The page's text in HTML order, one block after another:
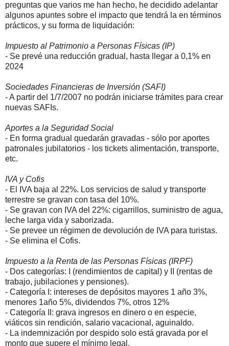
preguntas que varios me han hecho, he decidido adelantar
algunos apuntes sobre el impacto que tendrá la en términos
prácticos, y su forma de liquidación:
Impuesto al Patrimonio a Personas Físicas (IP)
- Se prevé una reducción gradual, hasta llegar a 0,1% en
2024
Sociedades Financieras de Inversión (SAFI)
- A partir del 1/7/2007 no podrán iniciarse trámites para crear
nuevas SAFIs.
Aportes a la Seguridad Social
- En forma gradual quedarán gravadas - sólo por aportes
patronales jubilatorios - los tickets alimentación, transporte,
etc.
IVA y Cofis
- El IVA baja al 22%. Los servicios de salud y transporte
terrestre se gravan con tasa del 10%.
- Se gravan con IVA del 22%: cigarrillos, suministro de agua,
leche larga vida y saborizada.
- Se prevee un régimen de devolución de IVA para turistas.
- Se elimina el Cofis.
Impuesto a la Renta de las Personas Físicas (IRPF)
- Dos categorías: I (rendimientos de capital) y II (rentas de
trabajo, jubilaciones y pensiones).
- Categoría I: intereses de depósitos mayores 1 año 3%,
menores 1año 5%, dividendos 7%, otros 12%
- Categoría II: grava ingresos en dinero o en especie,
viáticos sin rendición, salario vacacional, aguinaldo.
- La indemnización por despido solo está gravada por el
monto que supere el mínimo legal.